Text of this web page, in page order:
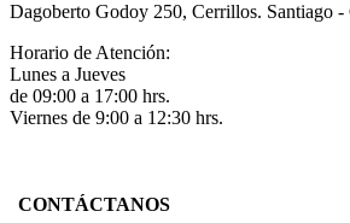
Dagoberto Godoy 250, Cerrillos. Santiago -
Horario de Atención:
Lunes a Jueves
de 09:00 a 17:00 hrs.
Viernes de 9:00 a 12:30 hrs.
CONTÁCTANOS